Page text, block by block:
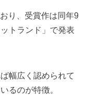
り、受賞作は同年9
トランド」で発表
幅広く認められて
るのが特徴。